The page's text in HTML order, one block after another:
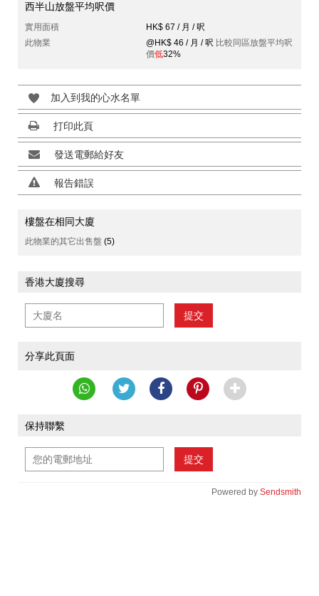
西半山放盤平均呎價
實用面積
HK$ 67 / 月 / 呎
此物業
@HK$ 46 / 月 / 呎 比較同區放盤平均呎
價低32%
加入到我的心水名單
打印此頁
發送電郵給好友
報告錯誤
樓盤在相同大廈
此物業的其它出售盤 (5)
香港大廈搜尋
提交
分享此頁面
保持聯繫
提交
Powered by Sendsmith